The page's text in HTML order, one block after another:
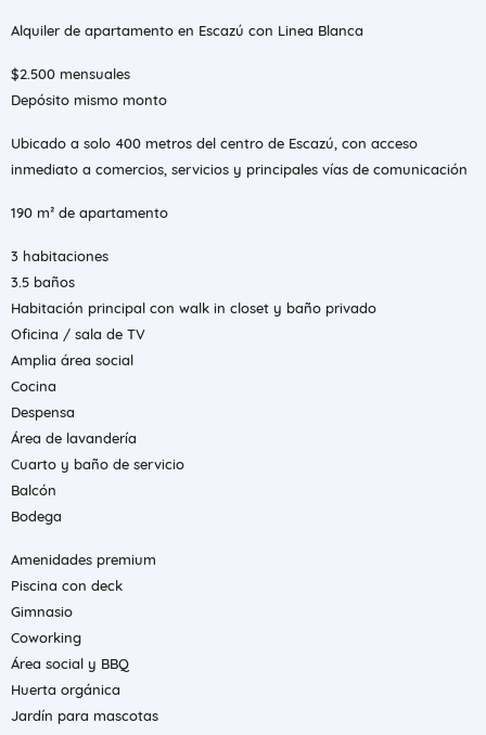
Alquiler de apartamento en Escazú con Linea Blanca
$2.500 mensuales
Depósito mismo monto
Ubicado a solo 400 metros del centro de Escazú, con acceso
inmediato a comercios, servicios y principales vías de comunicación
190 m² de apartamento
3 habitaciones
3.5 baños
Habitación principal con walk in closet y baño privado
Oficina / sala de TV
Amplia área social
Cocina
Despensa
Área de lavandería
Cuarto y baño de servicio
Balcón
Bodega
Amenidades premium
Piscina con deck
Gimnasio
Coworking
Área social y BBQ
Huerta orgánica
Jardín para mascotas